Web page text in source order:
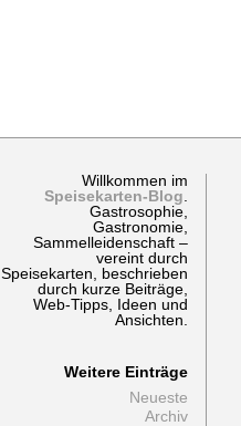
Willkommen im
Speisekarten-Blog.
Gastrosophie,
Gastronomie,
Sammelleidenschaft –
vereint durch
Speisekarten, beschrieben
durch kurze Beiträge,
Web-Tipps, Ideen und
Ansichten.
Weitere Einträge
Neueste
Archiv